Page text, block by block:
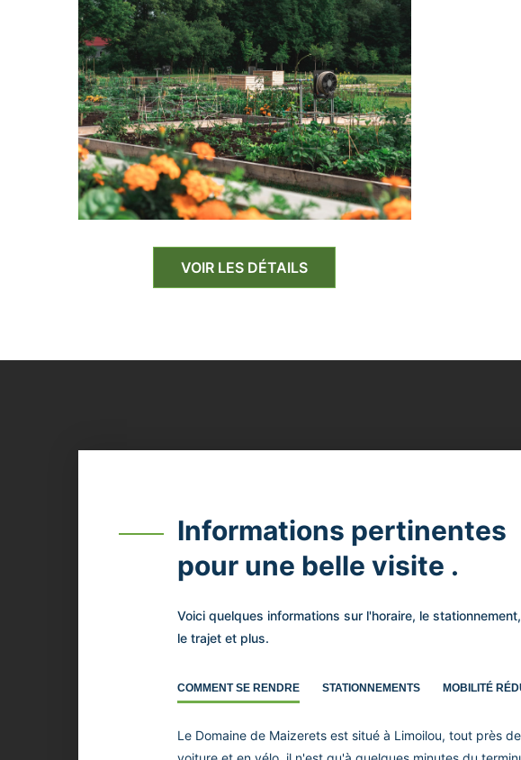
VOIR LES DÉTAILS
Informations pertinentes
pour une belle visite .
Voici quelques informations sur l'horaire, le stationnement,
le trajet et plus.
COMMENT SE RENDRE STATIONNEMENTS MOBILITÉ
Le Domaine de Maizerets est situé à Limoilou, tout près